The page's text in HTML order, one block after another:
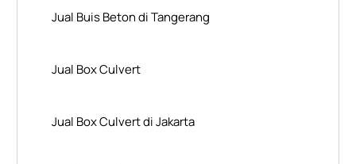
Jual Buis Beton di Tangerang
Jual Box Culvert
Jual Box Culvert di Jakarta